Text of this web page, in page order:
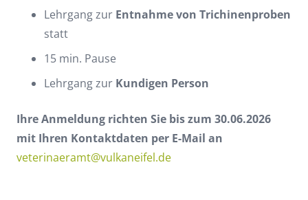
Lehrgang zur Entnahme von Trichinenproben
statt
15 min. Pause
Lehrgang zur Kundigen Person
Ihre Anmeldung richten Sie bis zum 30.06.2026
mit Ihren Kontaktdaten per E-Mail an
veterinaeramt@vulkaneifel.de